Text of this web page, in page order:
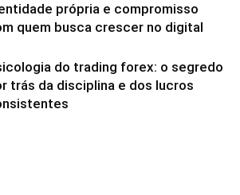
própria e compromisso
quem busca crescer no digital
do trading forex: o segredo
trás da disciplina e dos lucros